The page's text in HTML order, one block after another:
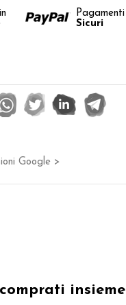
Pagamenti
Sicuri
Google >
comprati insieme